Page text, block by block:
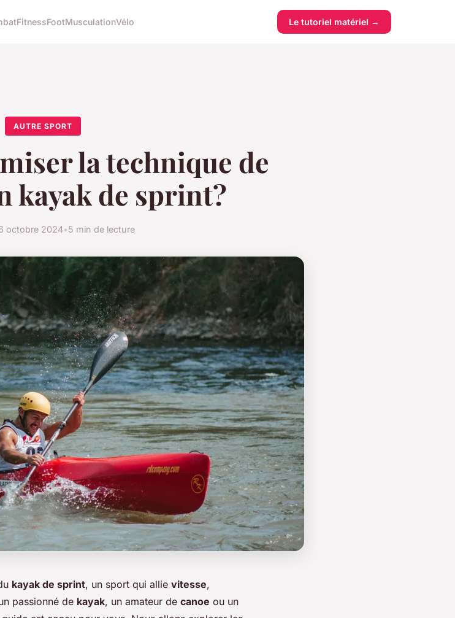
FitnessFootMusculationVélo Le tutoriel matériel →
AUTRE SPORT
la technique de
kayak de sprint?
octobre 2024•5 min de lecture
kayak de sprint, un sport qui allie vitesse,
passionné de kayak, un amateur de canoe ou un